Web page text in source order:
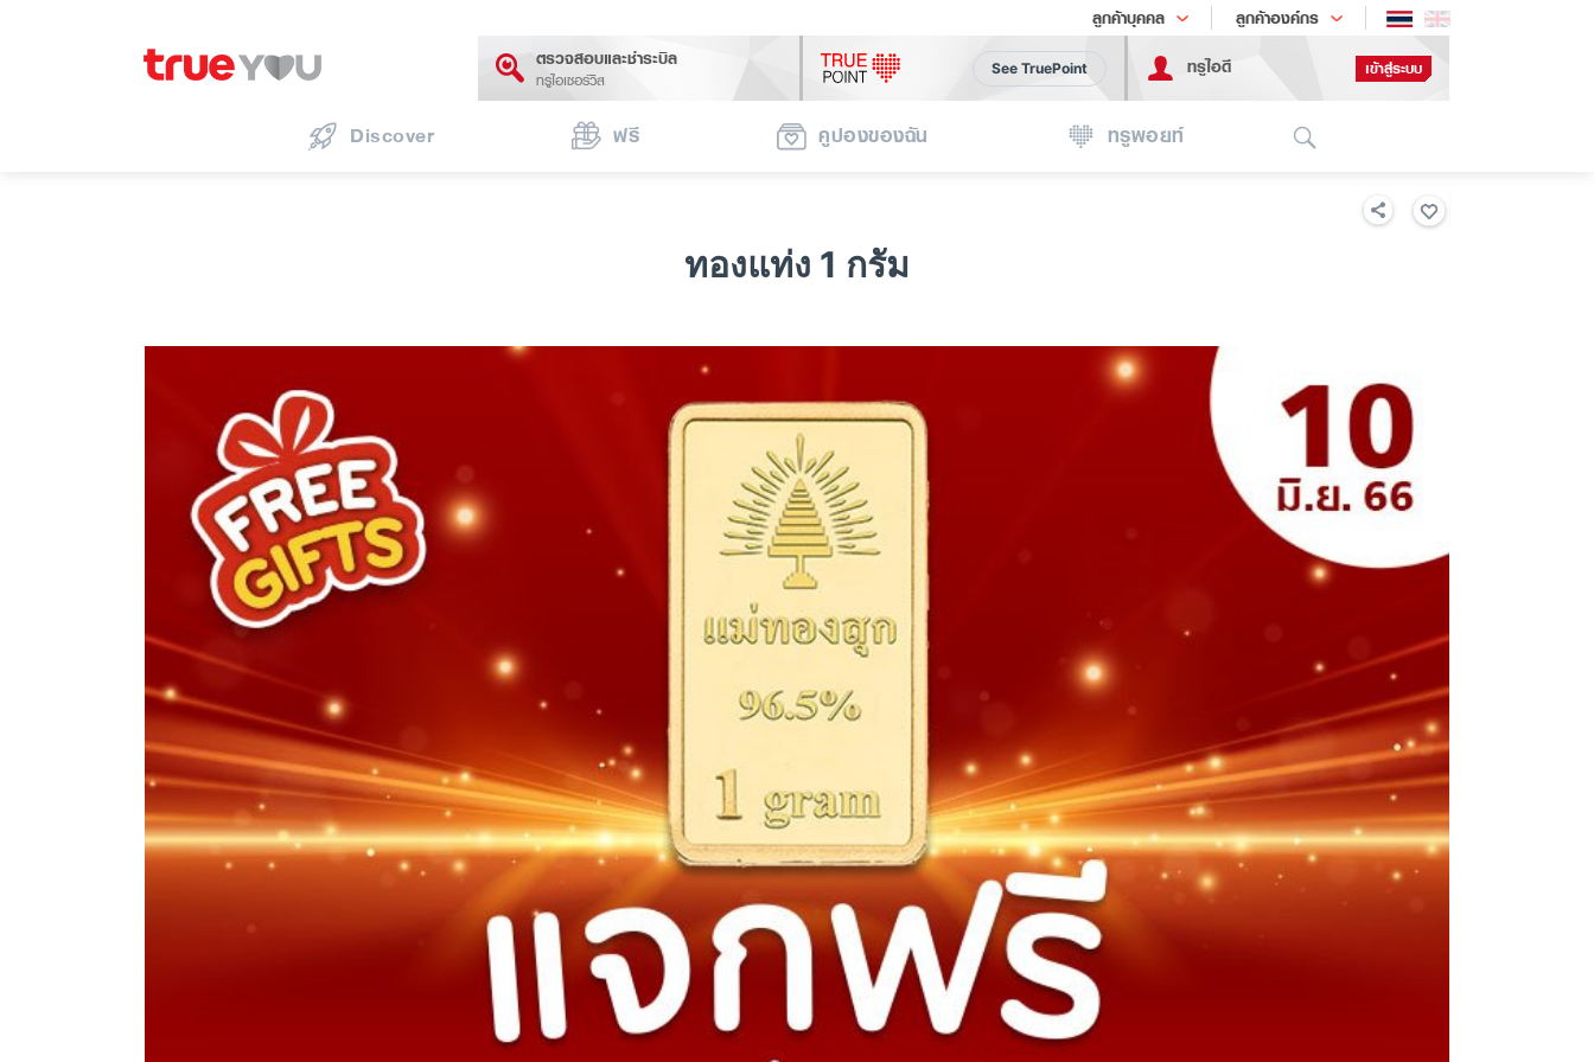
ลูกค้าบุคคล ลูกค้าองค์กร
เทรนด์เทคโนโลยี
ตรวจสอบและชำระบิล
ทรูไอเซอร์วิส
See TruePoint ทรูไอดี เข้าสู่ระบบ
Discover ฟรี คูปองของฉัน ทรูพอยท์
ทองแท่ง 1 กรัม